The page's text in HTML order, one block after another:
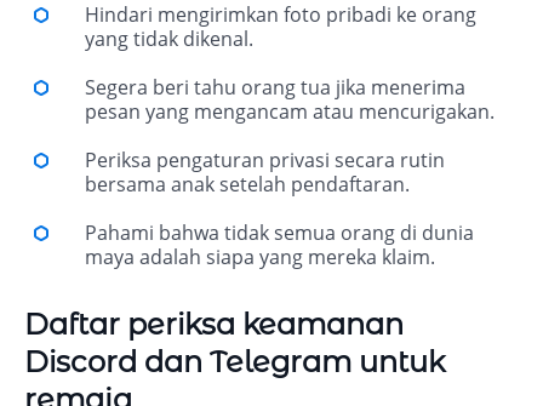
Hindari mengirimkan foto pribadi ke orang
yang tidak dikenal.
Segera beri tahu orang tua jika menerima
pesan yang mengancam atau mencurigakan.
Periksa pengaturan privasi secara rutin
bersama anak setelah pendaftaran.
Pahami bahwa tidak semua orang di dunia
maya adalah siapa yang mereka klaim.
Daftar periksa keamanan
Discord dan Telegram untuk